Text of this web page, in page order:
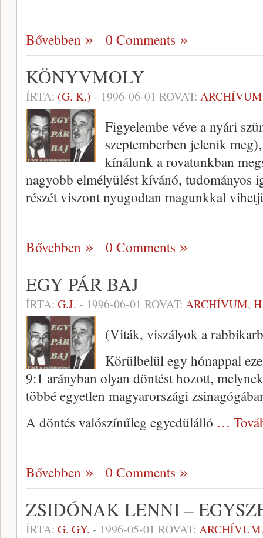
Bővebben 0 Comments
KÖNYVMOLY
ÍRTA: (G. K.) - 1996-06-01 ROVAT: ARCHÍVUM
Figyelembe véve a nyári
szeptemberben je­lenik
kínálunk a rovatunkban
nagyobb elmé­lyülést kívánó, tudományos
részét viszont nyugodtan magunkkal
Bővebben 0 Comments
EGY PÁR BAJ
ÍRTA: G.J. - 1996-06-01 ROVAT: ARCHÍVUM,
(Viták, viszályok a
Körülbelül egy hónappal
9:1 arányban olyan döntést hozott,
többé egyetlen magyarországi
A döntés valószínűleg egyedül­álló …
Bővebben 0 Comments
ZSIDÓNAK LENNI –
ÍRTA: G. GY. - 1996-05-01 ROVAT: ARCHÍVUM